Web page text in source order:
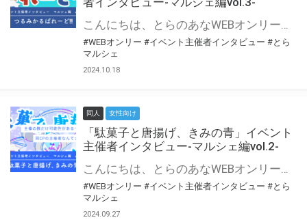
こんにちは、とらのあなWEBオンリー運営スタッフです。 新たにお届けする、イベント主催者インタビュー-マルシェ編-は、 とらのあなWEBオンリー「マルシェ」をご利用した主催様に 「マルシェ」を使って開催した感想や心がけをお聞きする企画です。 今回は、WEBオンリー初開催「つるみかるぱれーど
#WEBオンリー #イベント主催者インタビュー #とら
マルシェ
2024.10.18
同人 女性向け
「駄菓子と唐揚げ、きみの青」イベント
主催者インタビュー-マルシェ編vol.2-
こんにちは、とらのあなWEBオンリー運営スタッフです。 新たにお届けする、イベント主催者インタビュー-マルシェ編-は、 とらのあなWEBオンリー「マルシェ」をご利用の主催様に 「マルシェ」を使ってイベントを開催した感想や心がけをお聞きする企画です。 今回は、WEBオンリー初開催「駄菓子と唐揚げ、きみの青」より、 主催のぎこ六屋様にお話を伺いました。 協力：ぎこ六屋様／イベント公式Twitter（@krkgwks） とらのあなWEBオンリー「マルシェ」とは？ WEBオンリーでリアルタイムでコミュニケーションがとれるオンライン会場です。
#WEBオンリー #イベント主催者インタビュー #とら
マルシェ
2024.09.27